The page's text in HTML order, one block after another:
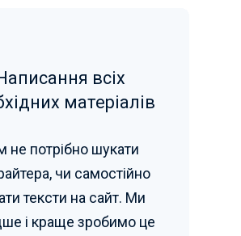
всіх
матеріалів
не потрібно шукати
чи самостійно
тексти на сайт. Ми
і краще зробимо це